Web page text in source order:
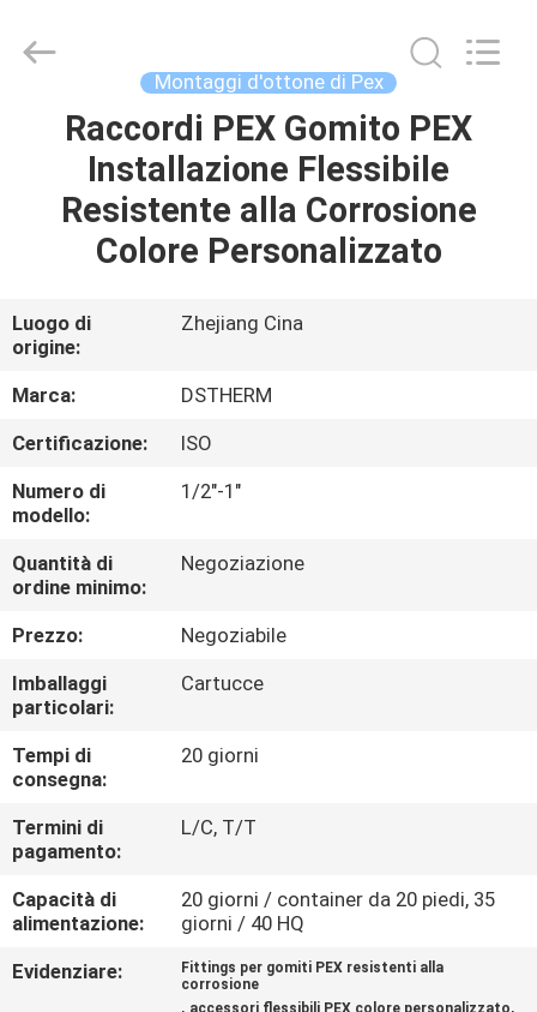
CASA
PRODOTTI
DI
NOI
VISITA
ALLA
FABBRICA
CONTROLLO
QUALITÀ
CONTATTACI
NOTIZIE
CASI
DSTHERM
INDUSTRIAL
Montaggi d'ottone di Pex
Raccordi PEX Gomito PEX
Installazione Flessibile
Resistente alla Corrosione
Colore Personalizzato
Luogo di
origine:
Zhejiang Cina
Marca:
DSTHERM
Certificazione:
ISO
Numero di
modello:
1/2"-1"
Quantità di
ordine minimo:
Negoziazione
Prezzo:
Negoziabile
Imballaggi
particolari:
Cartucce
Tempi di
consegna:
20 giorni
Termini di
pagamento:
L/C, T/T
Capacità di
alimentazione:
20 giorni / container da 20 piedi, 35
giorni / 40 HQ
Evidenziare:
Fittings per gomiti PEX resistenti alla
corrosione
, ,